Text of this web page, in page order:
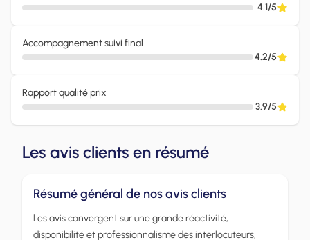
4.1/5
Accompagnement suivi final
4.2/5
Rapport qualité prix
3.9/5
Les avis clients en résumé
Résumé général de nos avis clients
Les avis convergent sur une grande réactivité,
disponibilité et professionnalisme des interlocuteurs,